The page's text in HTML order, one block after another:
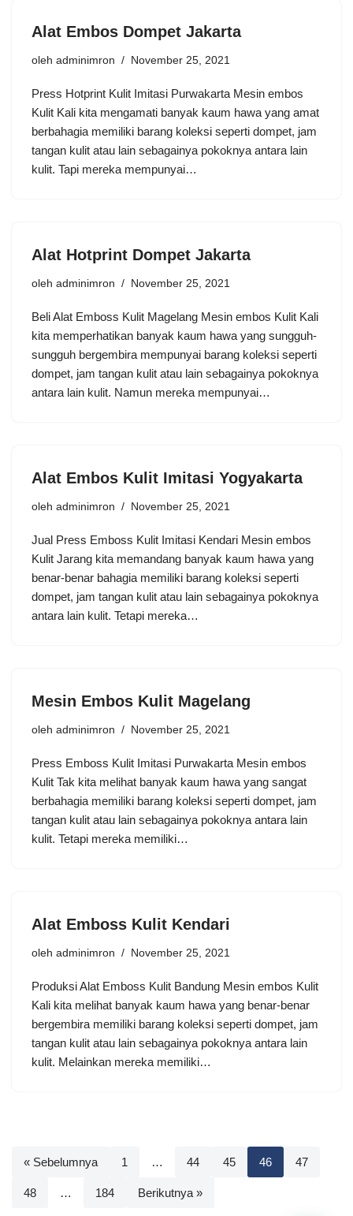
Alat Embos Dompet Jakarta
oleh adminimron November 25, 2021
Press Hotprint Kulit Imitasi Purwakarta Mesin embos
Kulit Kali kita mengamati banyak kaum hawa yang amat
berbahagia memiliki barang koleksi seperti dompet, jam
tangan kulit atau lain sebagainya pokoknya antara lain
kulit. Tapi mereka mempunyai…
Alat Hotprint Dompet Jakarta
oleh adminimron November 25, 2021
Beli Alat Emboss Kulit Magelang Mesin embos Kulit Kali
kita memperhatikan banyak kaum hawa yang sungguh-
sungguh bergembira mempunyai barang koleksi seperti
dompet, jam tangan kulit atau lain sebagainya pokoknya
antara lain kulit. Namun mereka mempunyai…
Alat Embos Kulit Imitasi Yogyakarta
oleh adminimron November 25, 2021
Jual Press Emboss Kulit Imitasi Kendari Mesin embos
Kulit Jarang kita memandang banyak kaum hawa yang
benar-benar bahagia memiliki barang koleksi seperti
dompet, jam tangan kulit atau lain sebagainya pokoknya
antara lain kulit. Tetapi mereka…
Mesin Embos Kulit Magelang
oleh adminimron November 25, 2021
Press Emboss Kulit Imitasi Purwakarta Mesin embos
Kulit Tak kita melihat banyak kaum hawa yang sangat
berbahagia memiliki barang koleksi seperti dompet, jam
tangan kulit atau lain sebagainya pokoknya antara lain
kulit. Tetapi mereka memiliki…
Alat Emboss Kulit Kendari
oleh adminimron November 25, 2021
Produksi Alat Emboss Kulit Bandung Mesin embos Kulit
Kali kita melihat banyak kaum hawa yang benar-benar
bergembira memiliki barang koleksi seperti dompet, jam
tangan kulit atau lain sebagainya pokoknya antara lain
kulit. Melainkan mereka memiliki…
« Sebelumnya 1 … 44 45 46 47
48 … 184 Berikutnya »